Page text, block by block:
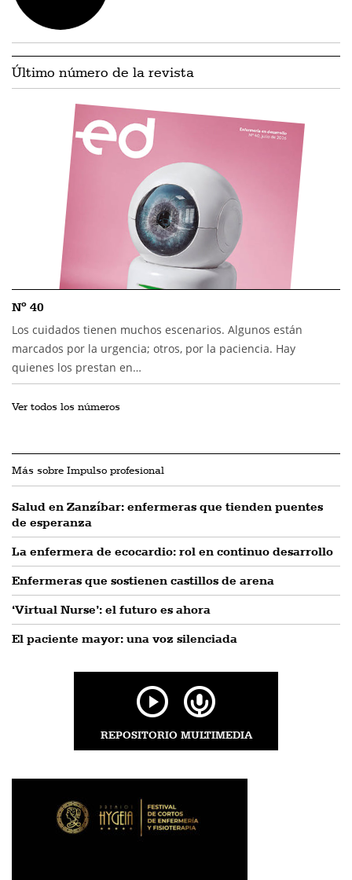
Último número de la revista
Nº 40
Los cuidados tienen muchos escenarios. Algunos están
marcados por la urgencia; otros, por la paciencia. Hay
quienes los prestan en…
Ver todos los números
Más sobre Impulso profesional
Salud en Zanzíbar: enfermeras que tienden puentes
de esperanza
La enfermera de ecocardio: rol en continuo desarrollo
Enfermeras que sostienen castillos de arena
‘Virtual Nurse’: el futuro es ahora
El paciente mayor: una voz silenciada
REPOSITORIO MULTIMEDIA